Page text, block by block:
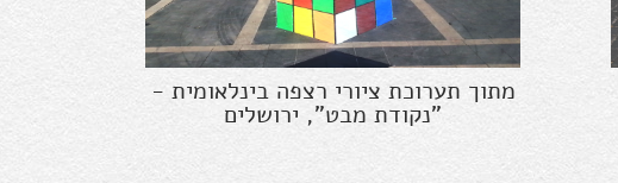
מתוך תערוכת ציורי רצפה בינלאומית -
"נקודת מבט", ירושלים